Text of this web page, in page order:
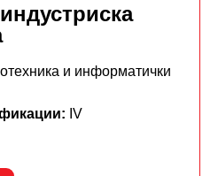
и информатички
IV